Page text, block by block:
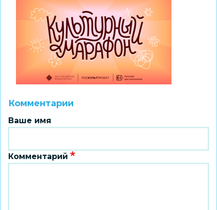
Комментарии
Ваше имя
Комментарий